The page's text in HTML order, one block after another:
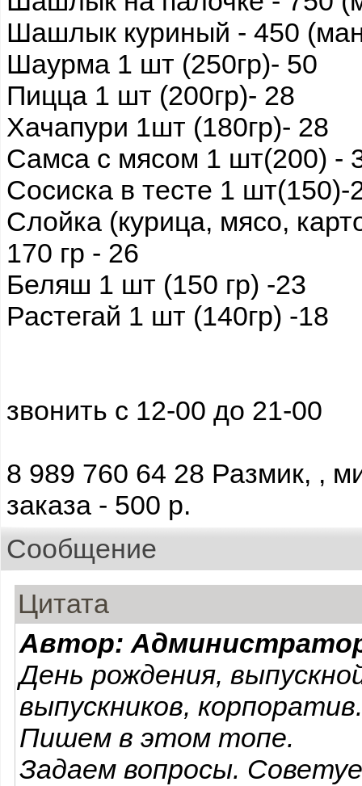
Шашлык куриный - 450
Шаурма 1 шт (250гр)- 50
Пицца 1 шт (200гр)- 28
Хачапури 1шт (180гр)- 28
Самса с мясом 1 шт(200) -
Сосиска в тесте 1 шт(150)-
Слойка (курица, мясо,
170 гр - 26
Беляш 1 шт (150 гр) -23
Растегай 1 шт (140гр) -18
звонить с 12-00 до 21-00
8 989 760 64 28 Размик, ,
заказа - 500 р.
Сообщение
Цитата
Автор:
День рождения,
выпускников, корпоратив.
Пишем в этом топе.
Задаем вопросы.